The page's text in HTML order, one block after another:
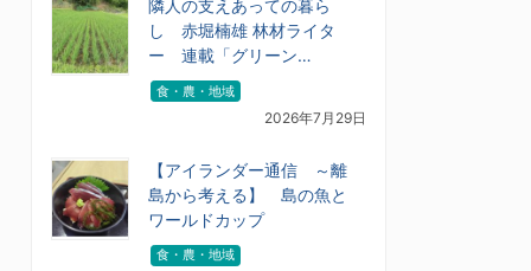
隣人の支えあっての暮ら
し 赤堀楠雄 林材ライタ
ー 連載「グリーン…
食・農・地域
2026年7月29日
【アイランダー通信 ～離
島から考える】 島の魚と
ワールドカップ
食・農・地域